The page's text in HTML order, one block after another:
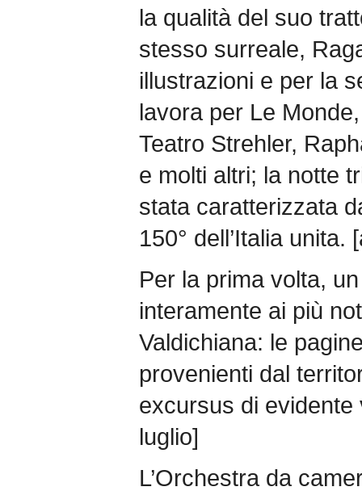
la qualità del suo
stesso surreale,
illustrazioni e per la
lavora per Le
Teatro Strehler,
e molti altri; la notte
stata caratterizzata
150° dell’Italia unita.
Per la prima volta,
interamente ai più
Valdichiana: le
provenienti dal
excursus di
luglio]
L’Orchestra da